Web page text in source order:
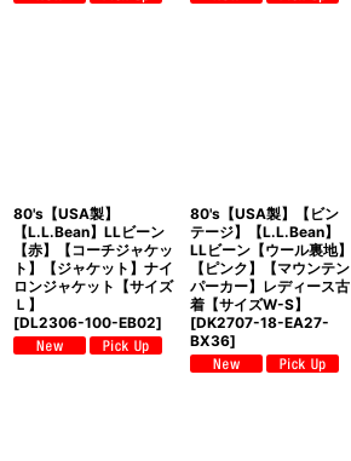
80's【USA製】
【L.L.Bean】LLビーン
【赤】【コーチジャケッ
ト】【ジャケット】ナイ
ロンジャケット【サイズ
Ｌ】
[DL2306-100-EB02]
80's【USA製】【ビン
テージ】【L.L.Bean】
LLビーン【ウール裏地】
【ピンク】【マウンテン
パーカー】レディース古
着【サイズW-S】
[DK2707-18-EA27-
BX36]